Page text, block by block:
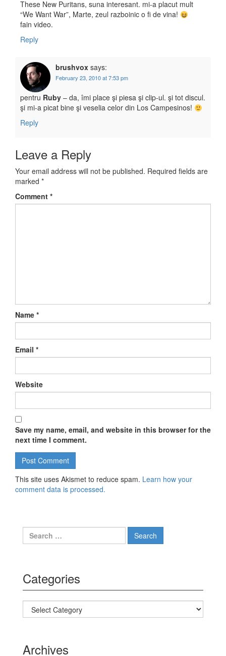
These New Puritans, suna interesant. mi-a placut mult
“We Want War”, Marte, zeul razboinic o fi de vina!
fain video.
Reply
brushvox says:
February 23, 2010 at 7:53 pm
pentru Ruby – da, îmi place şi piesa şi clip-ul. şi tot discul.
şi mi-a picat bine şi veselia celor din Los Campesinos!
Reply
Leave a Reply
Your email address will not be published. Required fields are
marked *
Comment *
Name *
Email *
Website
Save my name, email, and website in this browser for the
next time I comment.
This site uses Akismet to reduce spam. Learn how your
comment data is processed.
Search for:
Categories
Categories
Archives